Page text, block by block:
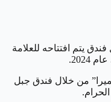
يتم افتتاحه للعلامة
جميرا” من خلال فندق جبل